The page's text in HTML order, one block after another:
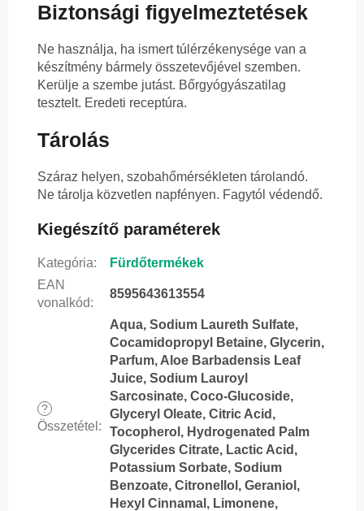
Biztonsági figyelmeztetések
Ne használja, ha ismert túlérzékenysége van a
készítmény bármely összetevőjével szemben.
Kerülje a szembe jutást. Bőrgyógyászatilag
tesztelt. Eredeti receptúra.
Tárolás
Száraz helyen, szobahőmérsékleten tárolandó.
Ne tárolja közvetlen napfényen. Fagytól védendő.
Kiegészítő paraméterek
Kategória:
Fürdőtermékek
EAN
vonalkód:
8595643613554
?
Összetétel :
Aqua, Sodium Laureth Sulfate,
Cocamidopropyl Betaine, Glycerin,
Parfum, Aloe Barbadensis Leaf
Juice, Sodium Lauroyl
Sarcosinate, Coco-Glucoside,
Glyceryl Oleate, Citric Acid,
Tocopherol, Hydrogenated Palm
Glycerides Citrate, Lactic Acid,
Potassium Sorbate, Sodium
Benzoate, Citronellol, Geraniol,
Hexyl Cinnamal, Limonene,